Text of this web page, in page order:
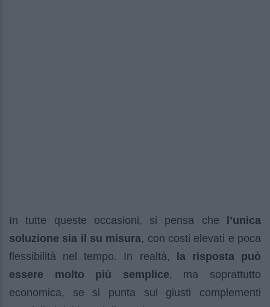
In tutte queste occasioni, si pensa che
l’unica
soluzione sia il su misura, con costi elevati e poca
flessibilità nel tempo. In realtà,
la risposta può
essere molto più semplice, ma soprattutto
economica, se si punta sui giusti complementi